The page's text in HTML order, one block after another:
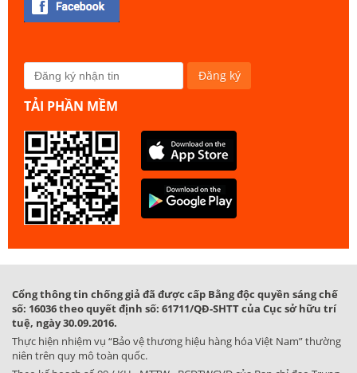
TẢI PHẦN MỀM
Cổng thông tin chống giả đã được cấp Bằng độc quyền sáng chế
số: 16036 theo quyết định số: 61711/QĐ-SHTT của Cục sở hữu trí
tuệ, ngày 30.09.2016.
Thực hiện nhiệm vụ “Bảo vệ thương hiệu hàng hóa Việt Nam” thường
niên trên quy mô toàn quốc.